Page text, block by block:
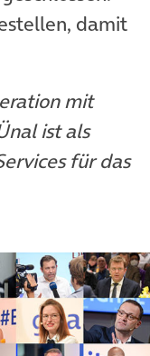
damit
mit
ist als
für das